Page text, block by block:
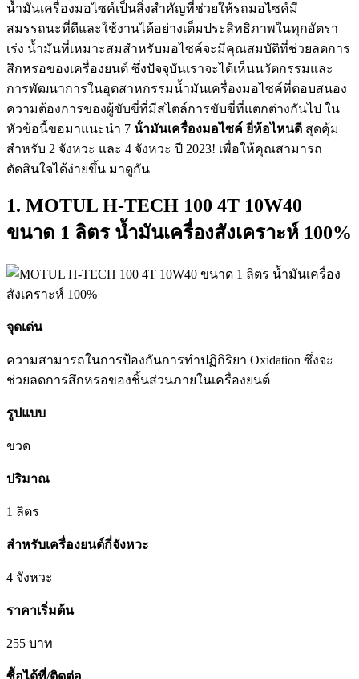
น้ำมันเครื่องมอไซค์เป็นสิ่งสำคัญที่ช่วยให้รถมอไซค์มี
สมรรถนะที่ดีและใช้งานได้อย่างเต็มประสิทธิภาพในทุกอัตรา
เร่ง น้ำมันที่เหมาะสมสำหรับมอไซค์จะมีคุณสมบัติที่ช่วยลดการ
สึกหรอของเครื่องยนต์ ซึ่งปัจจุบันเราจะได้เห็นนวัตกรรมและ
การพัฒนาการในอุตสาหกรรมน้ำมันเครื่องมอไซค์ที่ตอบสนอง
ความต้องการของผู้ขับขี่ที่มีสไตล์การขับขี่ที่แตกต่างกันไป ใน
หัวข้อนี้ขอมาแนะนำ 7 น้ํามันเครื่องมอไซค์ ยี่ห้อไหนดี สุดคุ้ม
สำหรับ 2 จังหวะ และ 4 จังหวะ ปี 2023! เพื่อให้คุณสามารถ
ตัดสินใจได้ง่ายขึ้น มาดูกัน
1. MOTUL H-TECH 100 4T 10W40
ขนาด 1 ลิตร น้ำมันเครื่องสังเคราะห์ 100%
จุดเด่น
ความสามารถในการป้องกันการทำปฏิกิริยา Oxidation ซึ่งจะ
ช่วยลดการสึกหรอของชิ้นส่วนภายในเครื่องยนต์
รูปแบบ
ขวด
ปริมาณ
1 ลิตร
สำหรับเครื่องยนต์กี่จังหวะ
4 จังหวะ
ราคาเริ่มต้น
255 บาท
ซื้อได้ที่/ติดต่อ